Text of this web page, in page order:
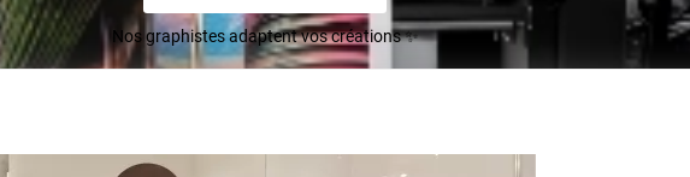
Nos graphistes adaptent vos créations ✨